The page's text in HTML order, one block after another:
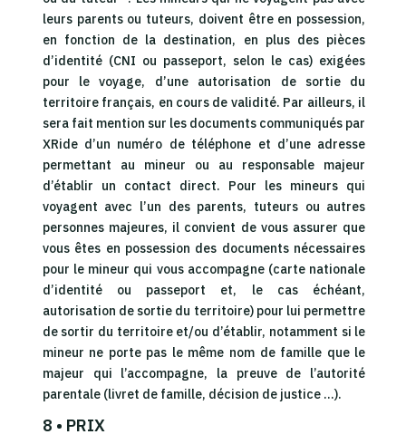
leurs parents ou tuteurs, doivent être en possession,
en fonction de la destination, en plus des pièces
d’identité (CNI ou passeport, selon le cas) exigées
pour le voyage, d’une autorisation de sortie du
territoire français, en cours de validité. Par ailleurs, il
sera fait mention sur les documents communiqués par
XRide d’un numéro de téléphone et d’une adresse
permettant au mineur ou au responsable majeur
d’établir un contact direct. Pour les mineurs qui
voyagent avec l’un des parents, tuteurs ou autres
personnes majeures, il convient de vous assurer que
vous êtes en possession des documents nécessaires
pour le mineur qui vous accompagne (carte nationale
d’identité ou passeport et, le cas échéant,
autorisation de sortie du territoire) pour lui permettre
de sortir du territoire et/ou d’établir, notamment si le
mineur ne porte pas le même nom de famille que le
majeur qui l’accompagne, la preuve de l’autorité
parentale (livret de famille, décision de justice …).
8 • PRIX